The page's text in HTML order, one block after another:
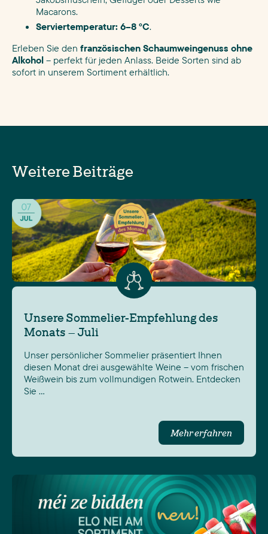
Macarons.
Serviertemperatur: 6–8 °C.
Erleben Sie den französischen Schaumweingenuss ohne
Alkohol – perfekt für jeden Anlass. Beide Sorten sind ab
sofort in unserem Sortiment erhältlich.
Weitere Beiträge
Unsere Sommelier-Empfehlung des
Monats – Juli
Unser persönlicher Sommelier präsentiert Ihnen
diesen Monat drei ausgewählte Weine – vom frischen
Weißwein bis zum vollmundigen Rotwein. Entdecken
Sie …
Mehr erfahren